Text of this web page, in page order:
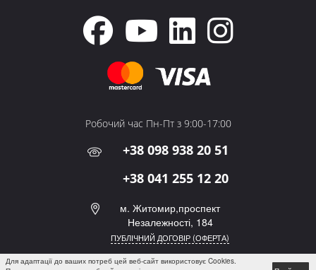
Робочий час Пн-Пт з 9:00-17:00
+38 098 938 20 51
+38 041 255 12 20
м. Житомир,проспект
Незалежності, 184
ПУБЛІЧНИЙ ДОГОВІР (ОФЕРТА)
Для адаптації до ваших потреб цей веб-сайт використовує Cookies.